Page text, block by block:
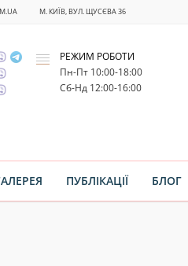
М. КИЇВ, ВУЛ. ЩУСЄВА 36
РЕЖИМ РОБОТИ
Пн-Пт 10:00-18:00
Cб-Нд 12:00-16:00
ПУБЛІКАЦІЇ БЛОГ